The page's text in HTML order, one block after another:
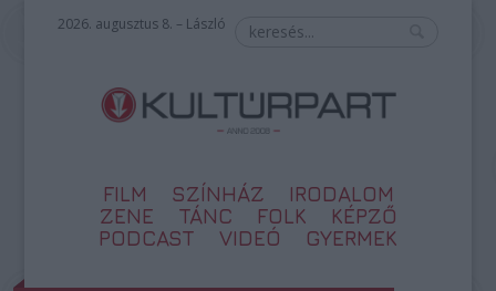
2026. augusztus 8. – László
FILM SZÍNHÁZ
IRODALOM
ZENE
TÁNC FOLK
KÉPZŐ
PODCAST
VIDEÓ GYERMEK